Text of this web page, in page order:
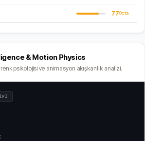
77Orta
& Motion Physics
psikolojisi ve animasyon akışkanlık analizi.